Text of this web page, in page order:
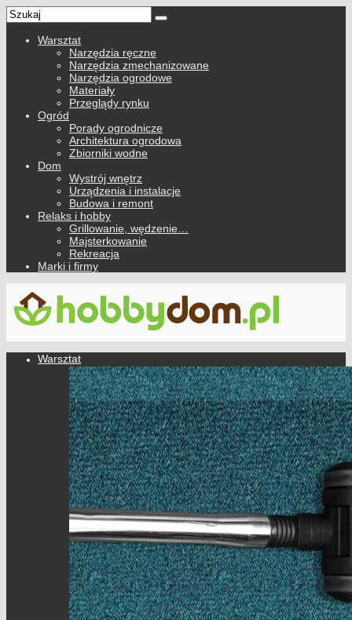
Warsztat
Narzędzia ręczne
Narzędzia zmechanizowane
Narzędzia ogrodowe
Materiały
Przeglądy rynku
Ogród
Porady ogrodnicze
Architektura ogrodowa
Zbiorniki wodne
Dom
Wystrój wnętrz
Urządzenia i instalacje
Budowa i remont
Relaks i hobby
Grillowanie, wędzenie…
Majsterkowanie
Rekreacja
Marki i firmy
Warsztat